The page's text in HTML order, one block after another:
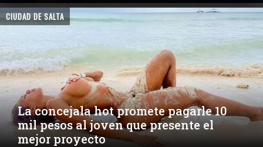
CIUDAD DE SALTA
La concejala hot promete pagarle 10
mil pesos al joven que presente el
mejor proyecto